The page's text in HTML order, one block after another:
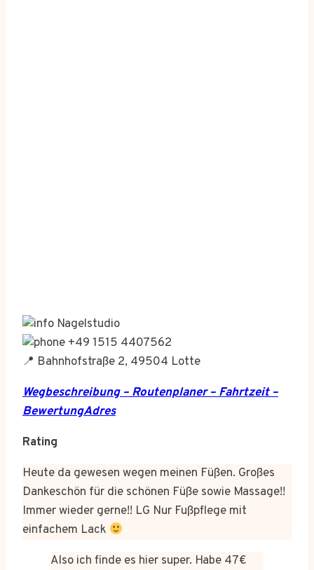
Nagelstudio
+49 1515 4407562
📍 Bahnhofstraße 2, 49504 Lotte
Wegbeschreibung – Routenplaner – Fahrtzeit –
BewertungAdres
Rating
Heute da gewesen wegen meinen Füßen. Großes
Dankeschön für die schönen Füße sowie Massage!!
Immer wieder gerne!! LG Nur Fußpflege mit
einfachem Lack
Also ich finde es hier super. Habe 47€